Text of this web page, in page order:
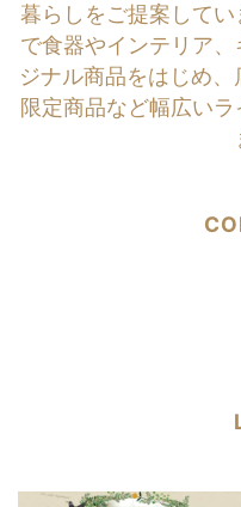
暮らしをご提案して
で食器やインテリア
ジナル商品をはじめ
限定商品など幅広い